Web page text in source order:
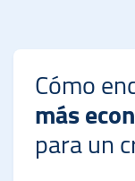
Cómo
más
para un